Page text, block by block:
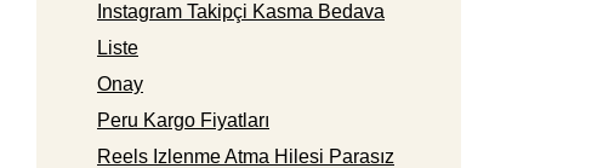
Instagram Takipçi Kasma Bedava
Liste
Onay
Peru Kargo Fiyatları
Reels Izlenme Atma Hilesi Parasız